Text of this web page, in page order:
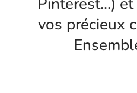
vos précieux